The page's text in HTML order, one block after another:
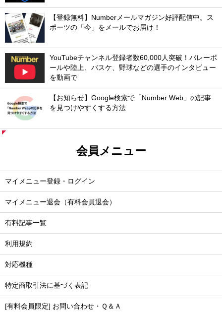
【登録無料】Numberメールマガジン好評配信中。ス
ポーツの「今」をメールでお届け！
YouTubeチャンネル登録者数60,000人突破！バレーボ
ールや陸上、バスケ、野球などの選手のインタビュー
を動画で
【お知らせ】Google検索で「Number Web」の記事
を見つけやすくする方法
会員メニュー
マイメニュー登録・ログイン
マイメニュー退会（有料会員退会）
有料記事一覧
利用規約
対応機種
特定商取引法に基づく表記
[有料会員限定] お問い合わせ・Ｑ＆Ａ